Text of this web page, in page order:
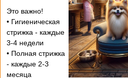
Это важно!
• Гигиеническая
стрижка - каждые
3-4 недели
• Полная стрижка
- каждые 2-3
месяца